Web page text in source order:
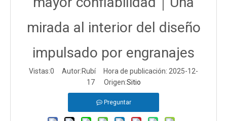
mirada al interior del diseño
impulsado por engranajes
Vistas:0 Autor:Rubí Hora de publicación: 2025-12-
17 Origen:Sitio
Preguntar